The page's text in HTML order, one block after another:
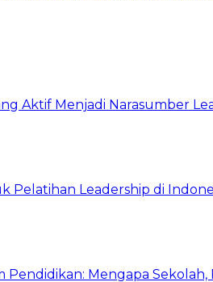
Aktif Menjadi Narasumber
Pelatihan Leadership di
Pendidikan: Mengapa